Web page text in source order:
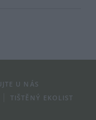
U NÁS
TIŠTĚNÝ EKOLIST